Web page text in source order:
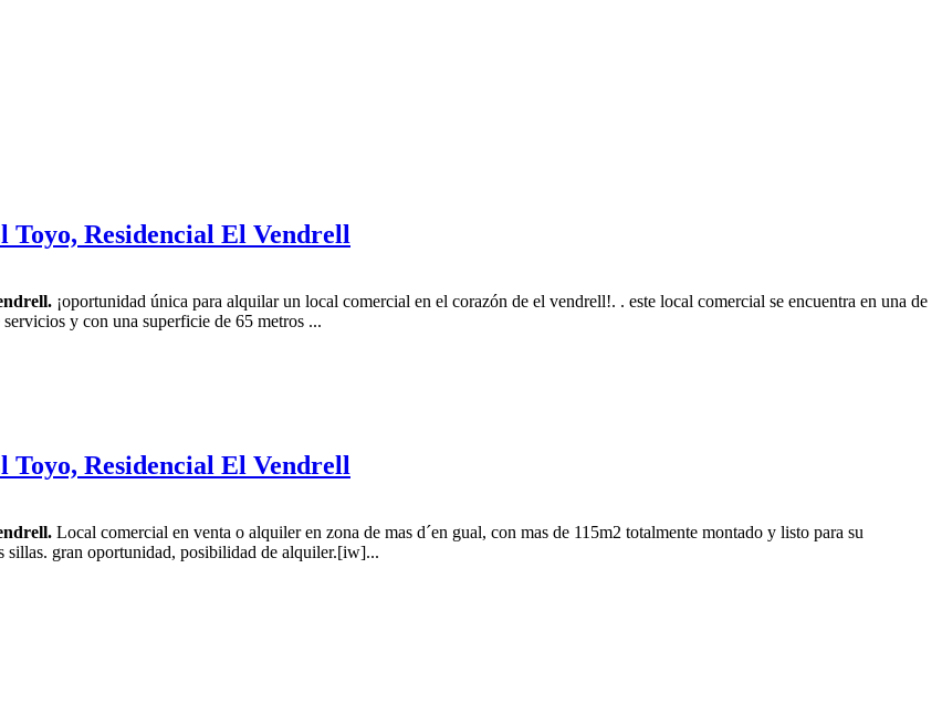
Residencial El Vendrell
¡oportunidad única para alquilar un local comercial en el corazón de el vendrell!. . este local comercial se encuentra en una de
y con una superficie de 65 metros ...
Residencial El Vendrell
Local comercial en venta o alquiler en zona de mas d´en gual, con mas de 115m2 totalmente montado y listo para su
sillas. gran oportunidad, posibilidad de alquiler.[iw]...